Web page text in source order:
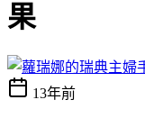
果
13年前